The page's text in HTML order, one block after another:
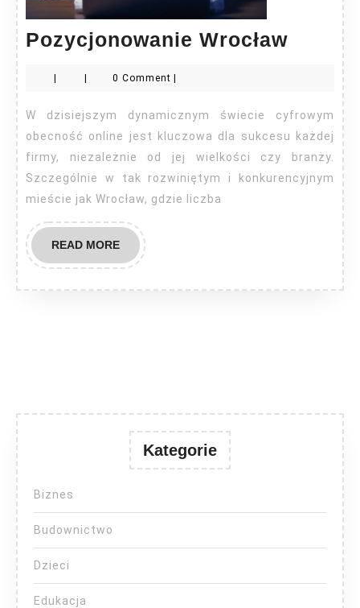
Pozycjonowanie Wrocław
0 Comment
W dzisiejszym dynamicznym świecie cyfrowym
obecność online jest kluczowa dla sukcesu każdej
firmy, niezależnie od jej wielkości czy branży.
Szczególnie w tak rozwiniętym i konkurencyjnym
mieście jak Wrocław, gdzie liczba
READ MOREREAD
MORE
Kategorie
Biznes
Budownictwo
Dzieci
Edukacja